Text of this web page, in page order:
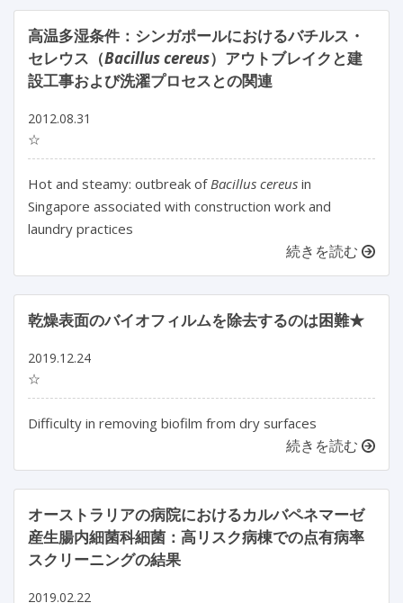
高温多湿条件：シンガポールにおけるバチルス・
セレウス（Bacillus cereus）アウトブレイクと建
設工事および洗濯プロセスとの関連
2012.08.31
☆
Hot and steamy: outbreak of Bacillus cereus in
Singapore associated with construction work and
laundry practices
続きを読む
乾燥表面のバイオフィルムを除去するのは困難★
2019.12.24
☆
Difficulty in removing biofilm from dry surfaces
続きを読む
オーストラリアの病院におけるカルバペネマーゼ
産生腸内細菌科細菌：高リスク病棟での点有病率
スクリーニングの結果
2019.02.22